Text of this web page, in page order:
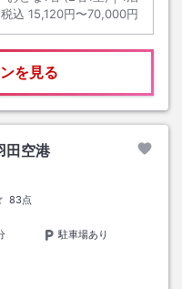
税込 15,120円〜70,000円
を見る
空港
83点
駐車場あり